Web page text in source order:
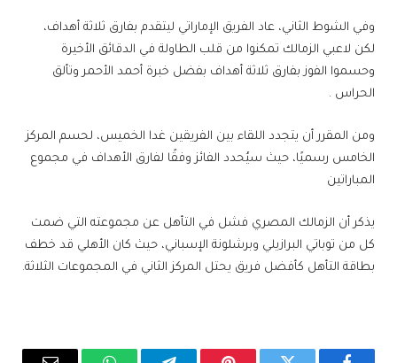
وفي الشوط الثاني، عاد الفريق الإماراتي ليتقدم بفارق ثلاثة أهداف،
لكن لاعبي الزمالك تمكنوا من قلب الطاولة في الدقائق الأخيرة
وحسموا الفوز بفارق ثلاثة أهداف بفضل خبرة أحمد الأحمر وتألق
الحراس .
ومن المقرر أن يتجدد اللقاء بين الفريقين غدا الخميس، لحسم المركز
الخامس رسميًا، حيث سيُحدد الفائز وفقًا لفارق الأهداف في مجموع
المباراتين
يذكر أن الزمالك المصري فشل في التأهل عن مجموعته التي ضمت
كل من توباتي البرازيلي وبرشلونة الإسباني، حيث كان الأهلي قد خطف
بطاقة التأهل كأفضل فريق يحتل المركز الثاني في المجموعات الثلاثة.